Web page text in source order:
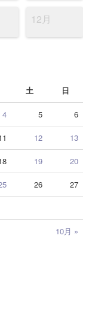
12月
土 日
10月 »
4 5 6
12 13
19 20
26 27